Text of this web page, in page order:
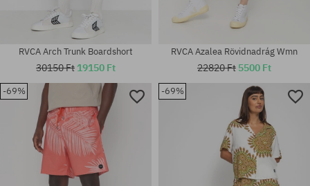
Elérhető méretek:
RVCA Arch Trunk Boardshort
30150 Ft 19150 Ft
RVCA Azalea Rövidnadrág Wmn
22820 Ft 5500 Ft
-69% -69%